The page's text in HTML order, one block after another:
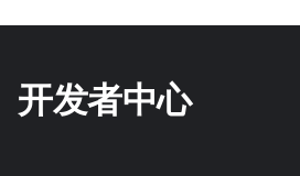
开发者中心